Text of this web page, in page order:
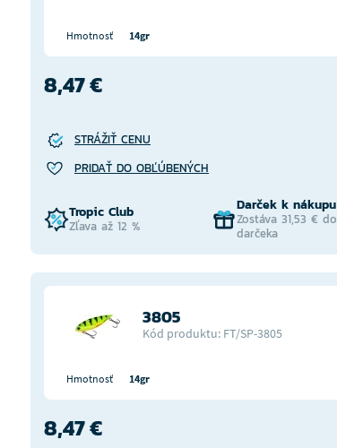
Hmotnosť 14gr
8,47 €
STRÁŽIŤ CENU
PRIDAŤ DO OBĽÚBENÝCH
Tropic Club
Zľava až 12 %
Darček k nákupu
Zostáva 31,53 € do
darčeka
3805
Kód produktu: FT/SP-3805
Hmotnosť 14gr
8,47 €